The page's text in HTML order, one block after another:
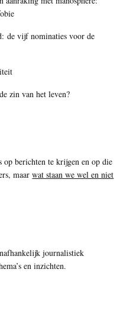
de vijf nominaties voor de
zin van het leven?
op berichten te krijgen en op die
maarwat staan we wel en niet
journalistiek
en inzichten.